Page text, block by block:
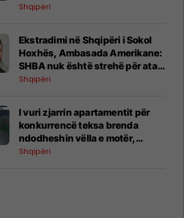
Shqipëri
Ekstradimi në Shqipëri i Sokol
Hoxhës, Ambasada Amerikane:
SHBA nuk është strehë për ata
që keqpërdorin emigracioni për
Shqipëri
I vuri zjarrin apartamentit për
konkurrencë teksa brenda
ndodheshin vëlla e motër,
arrestohet 33-vjeçari në Vlorë
Shqipëri